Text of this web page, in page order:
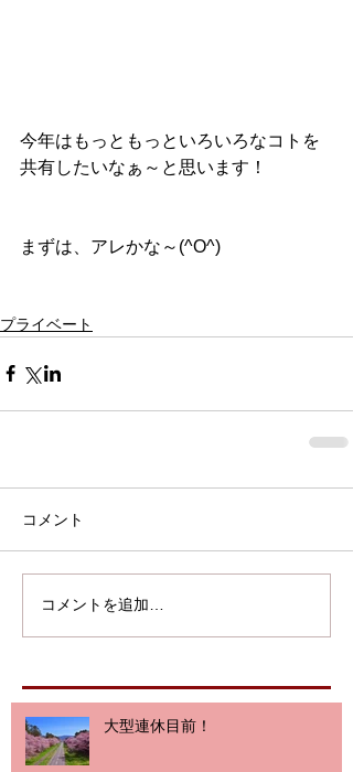
今年はもっともっといろいろなコトを
共有したいなぁ～と思います！
まずは、アレかな～(^O^)
プライベート
コメント
コメントを追加…
大型連休目前！